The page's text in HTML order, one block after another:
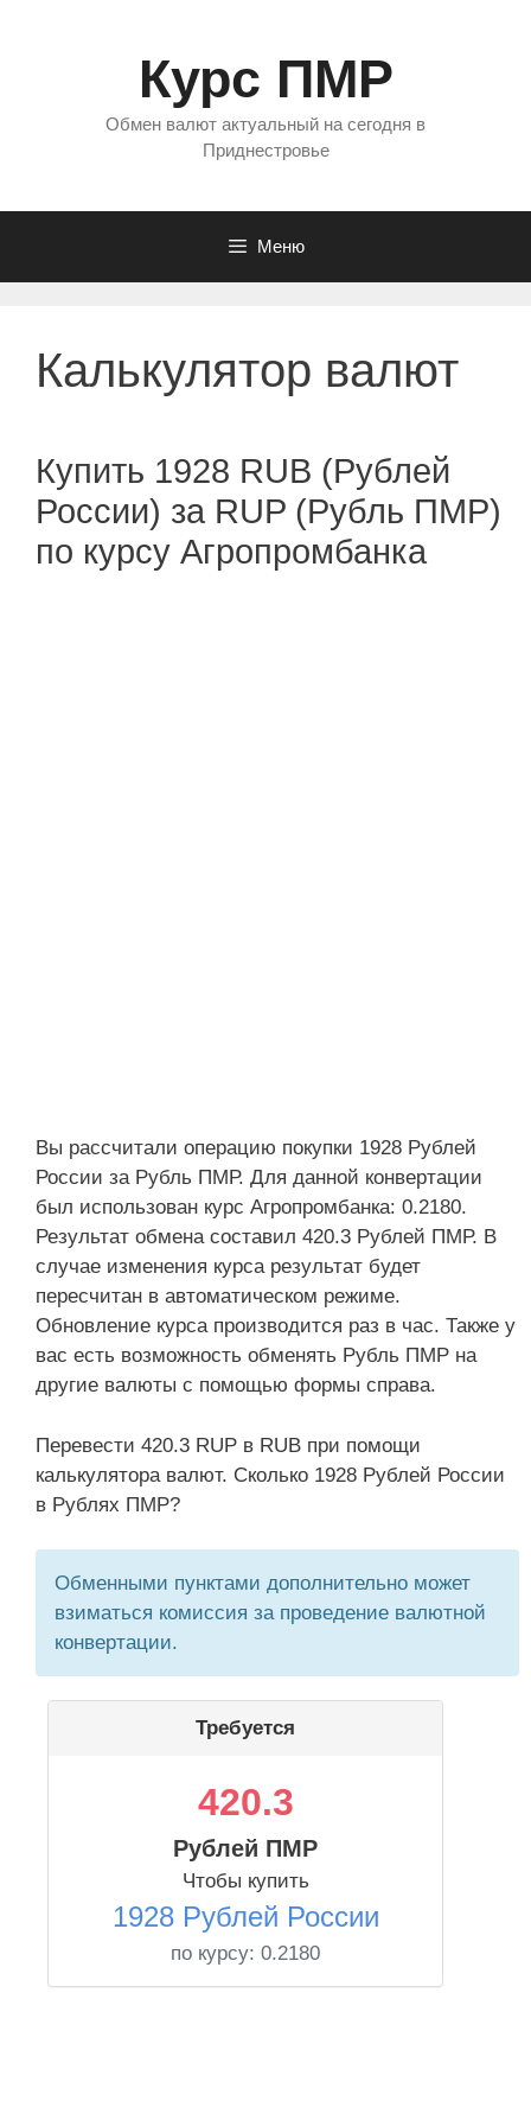
Курс ПМР
Обмен валют актуальный на сегодня в
Приднестровье
Меню
Калькулятор валют
Купить 1928 RUB (Рублей
России) за RUP (Рубль ПМР)
по курсу Агропромбанка
Вы рассчитали операцию покупки 1928 Рублей
России за Рубль ПМР. Для данной конвертации
был использован курс Агропромбанка: 0.2180.
Результат обмена составил 420.3 Рублей ПМР. В
случае изменения курса результат будет
пересчитан в автоматическом режиме.
Обновление курса производится раз в час. Также у
вас есть возможность обменять Рубль ПМР на
другие валюты с помощью формы справа.
Перевести 420.3 RUP в RUB при помощи
калькулятора валют. Сколько 1928 Рублей России
в Рублях ПМР?
Обменными пунктами дополнительно может
взиматься комиссия за проведение валютной
конвертации.
Требуется
420.3
Рублей ПМР
Чтобы купить
1928 Рублей России
по курсу: 0.2180